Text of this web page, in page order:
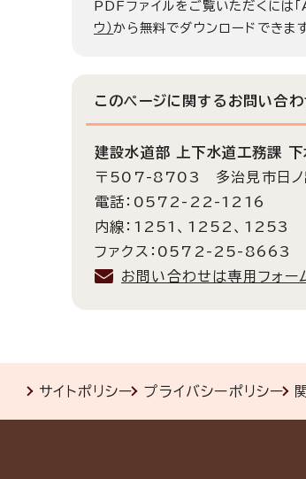
PDFファイルをご覧いただくに
ウ）から無料でダウンロードできます
このページに関する お問い合わ
建設水道部 上下水道工務課 下
〒507-8703 多治見市日ノ
電話：0572-22-1216
内線：1251、1252、1253
ファクス：0572-25-8663
お問い合わせは専用フォー
サイトポリシー プライバシーポリシー